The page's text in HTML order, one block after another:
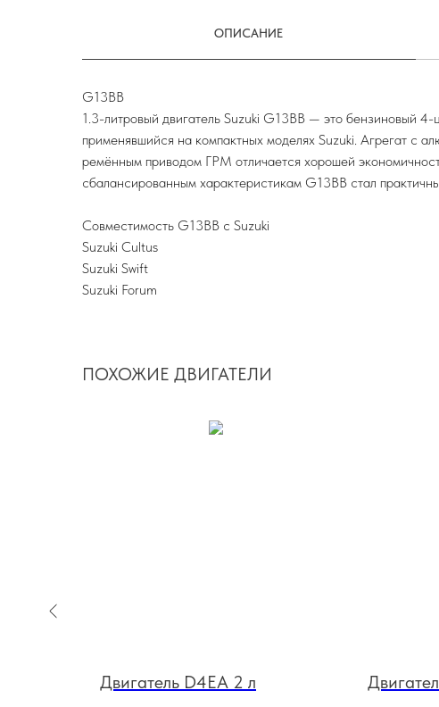
ОПИСАНИЕ
G13BB
1.3-литровый двигатель Suzuki G13BB — это бензиновый
применявшийся на компактных моделях Suzuki. Агрегат с
ремённым приводом ГРМ отличается хорошей
сбалансированным характеристикам G13BB стал
Совместимость G13BB с Suzuki
Suzuki Cultus
Suzuki Swift
Suzuki Forum
ПОХОЖИЕ ДВИГАТЕЛИ
Двигатель D4EA 2 л